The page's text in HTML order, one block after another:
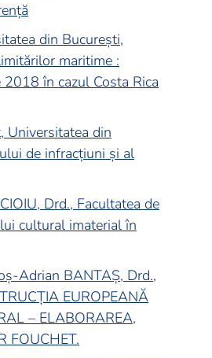
din București,
maritime :
în cazul Costa Rica
Universitatea din
de infracțiuni și al
Drd., Facultatea de
cultural imaterial în
Adrian BANTAȘ, Drd.,
EUROPEANĂ
– ELABORAREA,
FOUCHET.